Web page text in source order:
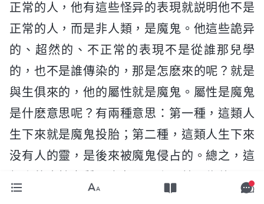
正常的人，他有這些怪异的表現就説明他不是
正常的人，而是非人類，是魔鬼。他這些詭异
的、超然的、不正常的表現不是從誰那兒學
的，也不是誰傳染的，那是怎麽來的呢？就是
與生俱來的，他的屬性就是魔鬼。屬性是魔鬼
是什麽意思呢？有兩種意思：第一種，這類人
生下來就是魔鬼投胎；第二種，這類人生下來
没有人的靈，是後來被魔鬼侵占的。總之，這
類人的本性實質是魔鬼不是人。就因為他不是
人，所以他的感官、他的各方面先天條件與正